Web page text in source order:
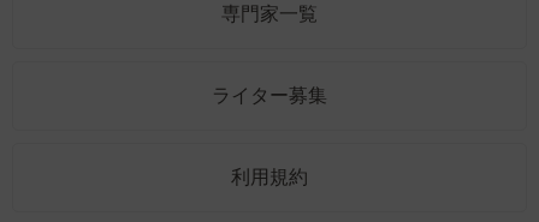
専門家一覧
ライター募集
利用規約